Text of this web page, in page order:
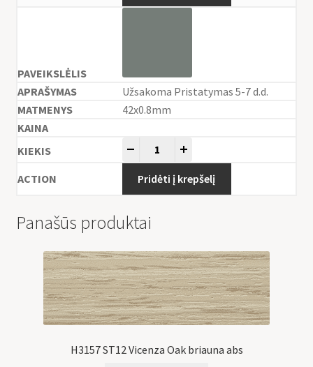
Užsakoma Pristatymas 5-7 d.d.
42x0.8mm
Pridėti į krepšelį
Panašūs produktai
H3157 ST12 Vicenza Oak briauna abs